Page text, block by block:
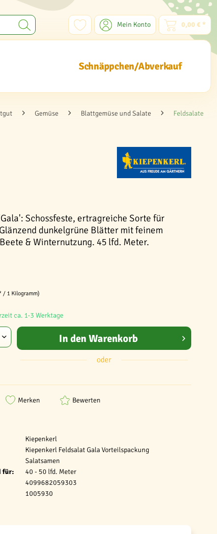
Mein Konto 0,00 € *
Schnäppchen/Abverkauf
Gemüse Blattgemüse und Salate Feldsalate
Schossfeste, ertragreiche Sorte für
dunkelgrüne Blätter mit feinem
& Winternutzung. 45 lfd. Meter.
Kiepenkerl
Kiepenkerl Feldsalat Gala Vorteilspackung
Salatsamen
für:
40 - 50 lfd. Meter
4099682059303
1005930
/ 1 Kilogramm)
ca. 1-3 Werktage
In den Warenkorb
oder
Merken Bewerten